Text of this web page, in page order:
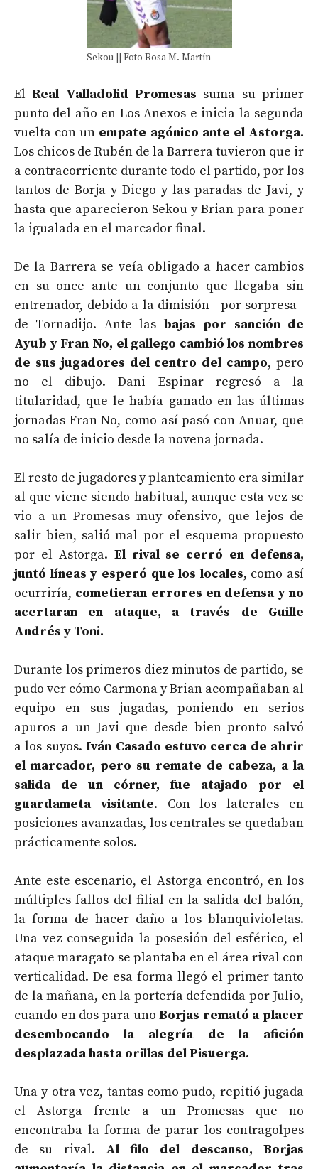
Sekou || Foto Rosa M. Martín
El Real Valladolid Promesas suma su primer
punto del año en Los Anexos e inicia la segunda
vuelta con un empate agónico ante el Astorga.
Los chicos de Rubén de la Barrera tuvieron que ir
a contracorriente durante todo el partido, por los
tantos de Borja y Diego y las paradas de Javi, y
hasta que aparecieron Sekou y Brian para poner
la igualada en el marcador final.
De la Barrera se veía obligado a hacer cambios
en su once ante un conjunto que llegaba sin
entrenador, debido a la dimisión –por sorpresa–
de Tornadijo. Ante las bajas por sanción de
Ayub y Fran No, el gallego cambió los nombres
de sus jugadores del centro del campo, pero
no el dibujo. Dani Espinar regresó a la
titularidad, que le había ganado en las últimas
jornadas Fran No, como así pasó con Anuar, que
no salía de inicio desde la novena jornada.
El resto de jugadores y planteamiento era similar
al que viene siendo habitual, aunque esta vez se
vio a un Promesas muy ofensivo, que lejos de
salir bien, salió mal por el esquema propuesto
por el Astorga. El rival se cerró en defensa,
juntó líneas y esperó que los locales, como así
ocurriría, cometieran errores en defensa y no
acertaran en ataque, a través de Guille
Andrés y Toni.
Durante los primeros diez minutos de partido, se
pudo ver cómo Carmona y Brian acompañaban al
equipo en sus jugadas, poniendo en serios
apuros a un Javi que desde bien pronto salvó
a los suyos. Iván Casado estuvo cerca de abrir
el marcador, pero su remate de cabeza, a la
salida de un córner, fue atajado por el
guardameta visitante. Con los laterales en
posiciones avanzadas, los centrales se quedaban
prácticamente solos.
Ante este escenario, el Astorga encontró, en los
múltiples fallos del filial en la salida del balón,
la forma de hacer daño a los blanquivioletas.
Una vez conseguida la posesión del esférico, el
ataque maragato se plantaba en el área rival con
verticalidad. De esa forma llegó el primer tanto
de la mañana, en la portería defendida por Julio,
cuando en dos para unoBorjas remató a placer
desembocando la alegría de la afición
desplazada hasta orillas del Pisuerga.
Una y otra vez, tantas como pudo, repitió jugada
el Astorga frente a un Promesas que no
encontraba la forma de parar los contragolpes
de su rival. Al filo del descanso, Borjas